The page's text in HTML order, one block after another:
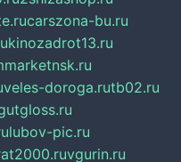
carszona-bu.ru
kinozadrot13.ru
veles-doroga.rutb02.ru
lubov-pic.ru
vgurin.ru